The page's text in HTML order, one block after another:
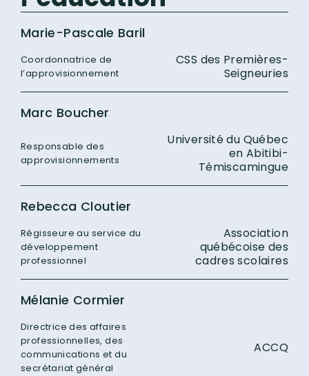
Marie-Pascale Baril
Coordonnatrice de
l’approvisionnement
CSS des Premières-
Seigneuries
Marc Boucher
Responsable des
approvisionnements
Université du Québec
en Abitibi-
Témiscamingue
Rebecca Cloutier
Régisseure au service du
développement
professionnel
Association
québécoise des
cadres scolaires
Mélanie Cormier
Directrice des affaires
professionnelles, des
communications et du
secrétariat général
ACCQ